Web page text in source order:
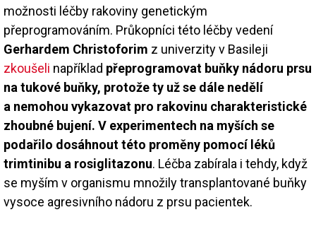
možnosti léčby rakoviny genetickým
přeprogramováním. Průkopníci této léčby vedení
Gerhardem Christoforim z univerzity v Basileji
zkoušeli například přeprogramovat buňky nádoru prsu
na tukové buňky, protože ty už se dále nedělí
a nemohou vykazovat pro rakovinu charakteristické
zhoubné bujení. V experimentech na myších se
podařilo dosáhnout této proměny pomocí léků
trimtinibu a rosiglitazonu. Léčba zabírala i tehdy, když
se myším v organismu množily transplantované buňky
vysoce agresivního nádoru z prsu pacientek.